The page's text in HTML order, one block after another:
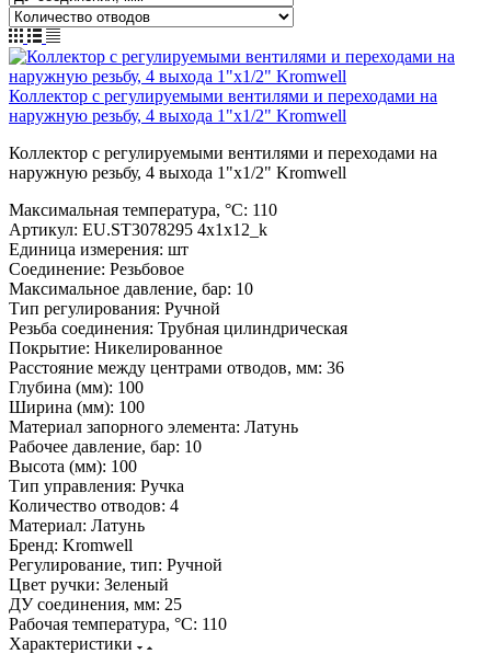
Коллектор с регулируемыми вентилями и переходами на
наружную резьбу, 4 выхода 1"х1/2" Kromwell
Коллектор с регулируемыми вентилями и переходами на
наружную резьбу, 4 выхода 1"х1/2" Kromwell
Максимальная температура, °С: 110
Артикул: EU.ST3078295 4x1x12_k
Единица измерения: шт
Соединение: Резьбовое
Максимальное давление, бар: 10
Тип регулирования: Ручной
Резьба соединения: Трубная цилиндрическая
Покрытие: Никелированное
Расстояние между центрами отводов, мм: 36
Глубина (мм): 100
Ширина (мм): 100
Материал запорного элемента: Латунь
Рабочее давление, бар: 10
Высота (мм): 100
Тип управления: Ручка
Количество отводов: 4
Материал: Латунь
Бренд: Kromwell
Регулирование, тип: Ручной
Цвет ручки: Зеленый
ДУ соединения, мм: 25
Рабочая температура, °С: 110
Характеристики